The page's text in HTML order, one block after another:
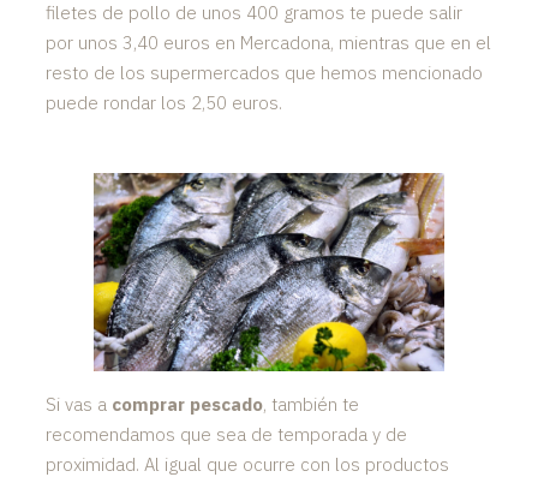
filetes de pollo de unos 400 gramos te puede salir
por unos 3,40 euros en Mercadona, mientras que en el
resto de los supermercados que hemos mencionado
puede rondar los 2,50 euros.
Si vas a comprar pescado, también te
recomendamos que sea de temporada y de
proximidad. Al igual que ocurre con los productos